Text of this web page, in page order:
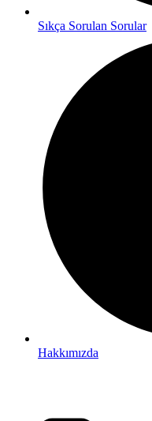
Sıkça Sorulan Sorular
Hakkımızda